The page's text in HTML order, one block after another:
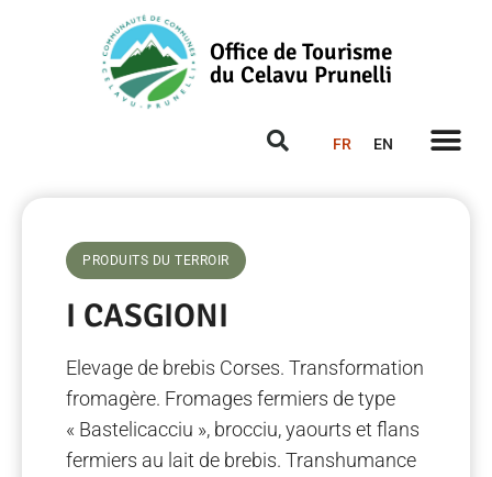
Office de Tourisme
du Celavu Prunelli
FR EN
PRODUITS DU TERROIR
I CASGIONI
Elevage de brebis Corses. Transformation
fromagère. Fromages fermiers de type
« Bastelicacciu », brocciu, yaourts et flans
fermiers au lait de brebis. Transhumance